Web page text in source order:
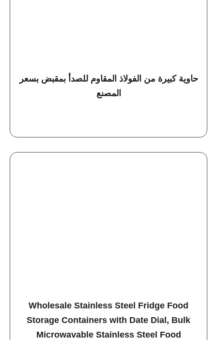
حاوية كبيرة من الفولاذ المقاوم للصدأ بمقبض بسعر
المصنع
Wholesale Stainless Steel Fridge Food
Storage Containers with Date Dial, Bulk
Microwavable Stainless Steel Food